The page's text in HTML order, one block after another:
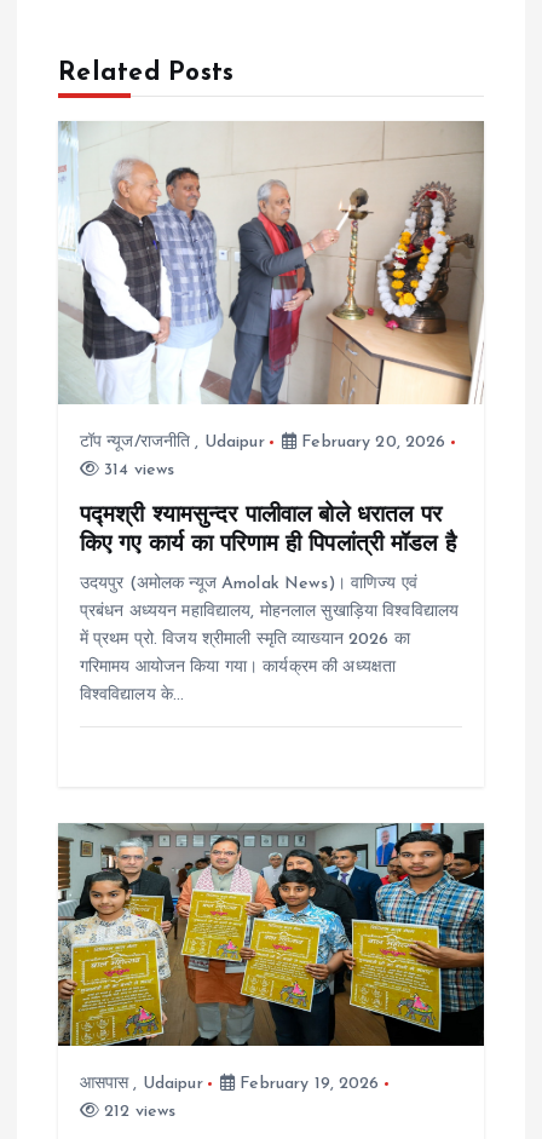
n
a
v
g
t
Related Posts
टॉप न्यूज/राजनीति , Udaipur
February 20, 2026
314 views
पद्मश्री श्यामसुन्दर पालीवाल बोले धरातल पर
किए गए कार्य का परिणाम ही पिपलांत्री मॉडल है
उदयपुर (अमोलक न्यूज Amolak News)। वाणिज्य एवं
प्रबंधन अध्ययन महाविद्यालय, मोहनलाल सुखाड़िया विश्वविद्यालय
में प्रथम प्रो. विजय श्रीमाली स्मृति व्याख्यान 2026 का
गरिमामय आयोजन किया गया। कार्यक्रम की अध्यक्षता
विश्वविद्यालय के…
आसपास, Udaipur
February 19, 2026
212 views